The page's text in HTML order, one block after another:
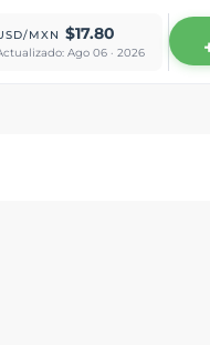
MXN $17.80
Ago 06 · 2026